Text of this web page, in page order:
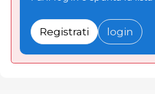
Registrati login